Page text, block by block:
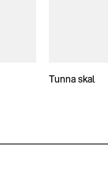
Tunna skal